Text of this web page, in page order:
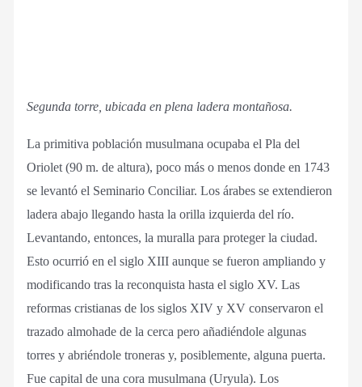
Segunda torre, ubicada en plena ladera montañosa.
La primitiva población musulmana ocupaba el Pla del
Oriolet (90 m. de altura), poco más o menos donde en 1743
se levantó el Seminario Conciliar. Los árabes se extendieron
ladera abajo llegando hasta la orilla izquierda del río.
Levantando, entonces, la muralla para proteger la ciudad.
Esto ocurrió en el siglo XIII aunque se fueron ampliando y
modificando tras la reconquista hasta el siglo XV. Las
reformas cristianas de los siglos XIV y XV conservaron el
trazado almohade de la cerca pero añadiéndole algunas
torres y abriéndole troneras y, posiblemente, alguna puerta.
Fue capital de una cora musulmana (Uryula). Los